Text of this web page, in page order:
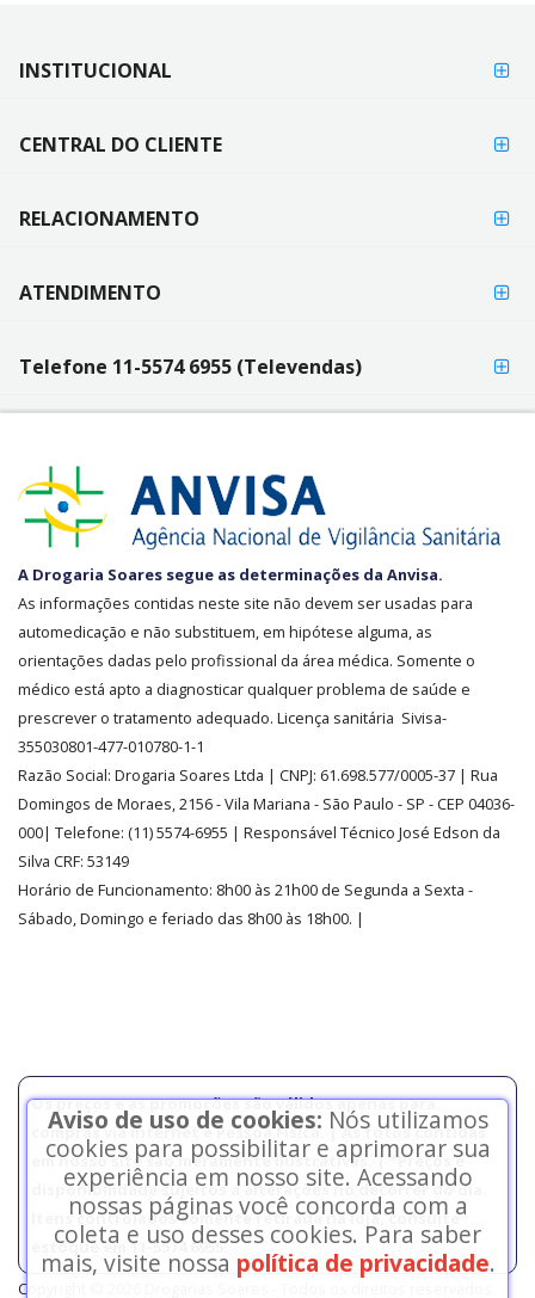
FORMAS
FORMAS DE
PAGAMENTO
INSTITUCIONAL
CENTRAL DO CLIENTE
RELACIONAMENTO
ATENDIMENTO
Telefone 11-5574 6955 (Televendas)
A Drogaria Soares segue as determinações da Anvisa.
As informações contidas neste site não devem ser usadas para
automedicação e não substituem, em hipótese alguma, as
orientações dadas pelo profissional da área médica. Somente o
médico está apto a diagnosticar qualquer problema de saúde e
prescrever o tratamento adequado. Licença sanitária Sivisa-
355030801-477-010780-1-1
Razão Social: Drogaria Soares Ltda | CNPJ: 61.698.577/0005-37 | Rua
Domingos de Moraes, 2156-Vila Mariana - São Paulo - SP - CEP 04036-
000| Telefone: (11)5574-6955 | Responsável Técnico José Edson da
Silva CRF: 53149
Horário de Funcionamento: 8h00 às 21h00 de Segunda a Sexta -
Sábado, Domingo e feriado das 8h00 às 18h00. |
Os preços e as promoções são válidos apenas para
compras via internet e Pessoa Física. | As fotos contidas
em nosso site são meramente ilustrativas. | *Preços e
disponibilidade sujeitos a alterações no decorrer do dia.
Itens controlados somente retirada na loja, consulte
estoque em 11-5574 6955.
Copyright © 2026 Drogarias Soares - Todos os direitos reservados.
Aviso de uso de cookies: Nós utilizamos
cookies para possibilitar e aprimorar sua
experiência em nosso site. Acessando
nossas páginas você concorda com a
coleta e uso desses cookies. Para saber
mais, visite nossa política de privacidade.